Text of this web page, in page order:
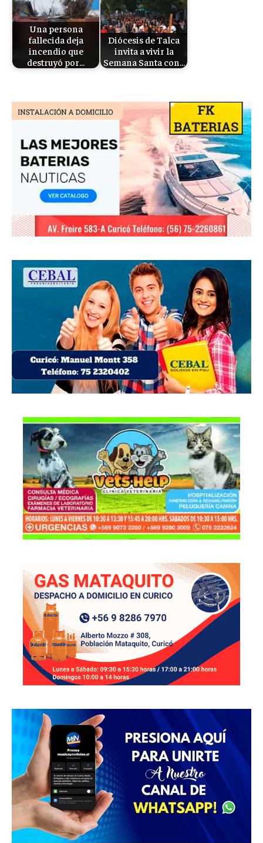
Una persona
fallecida deja
incendio que
destruyó por…
Diócesis de Talca
invita a vivir la
Semana Santa con…